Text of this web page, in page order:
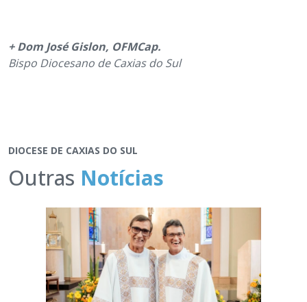
+ Dom José Gislon, OFMCap.
Bispo Diocesano de Caxias do Sul
DIOCESE DE CAXIAS DO SUL
Outras Notícias